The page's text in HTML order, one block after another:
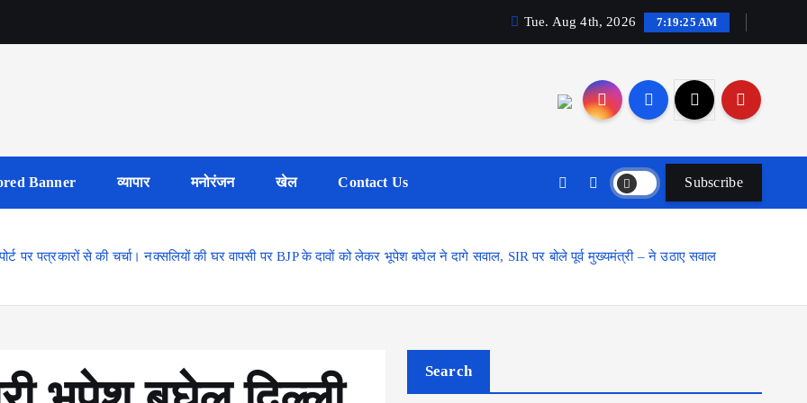
Tue. Aug 4th, 2026 7:19:26 AM
Banner व्यापार मनोरंजन खेल Contact Us Subscribe
पर पत्रकारों से की चर्चा। नक्सलियों की घर वापसी पर BJP के दावों को लेकर भूपेश बघेल ने दागे सवाल, SIR पर बोले पूर्व मुख्यमंत्री – ने उठाए सवाल
Search